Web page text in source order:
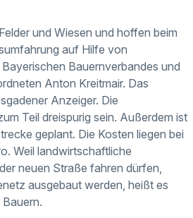
und Wiesen und hoffen beim
auf Hilfe von
Bauernverbandes und
Anton Kreitmair. Das
Anzeiger. Die
Teil dreispurig sein. Außerdem ist
geplant. Die Kosten liegen bei
Weil landwirtschaftliche
neuen Straße fahren dürfen,
ausgebaut werden, heißt es